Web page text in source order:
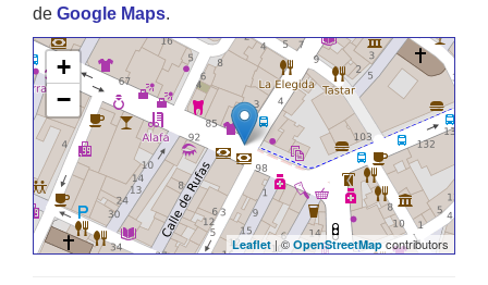
de Google Maps.
+
−
Leaflet| © OpenStreetMapcontributors